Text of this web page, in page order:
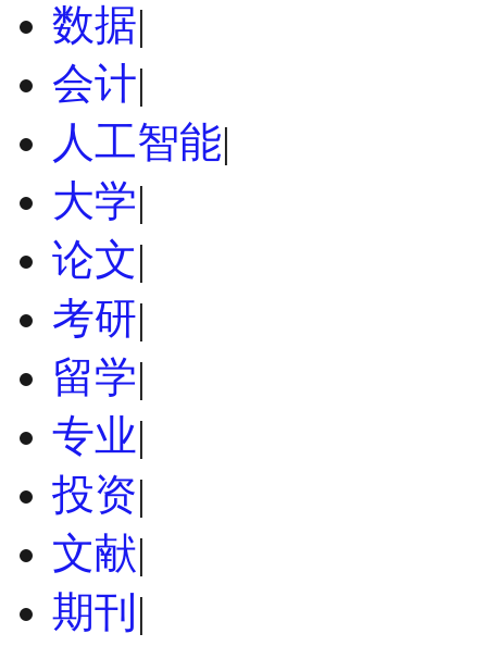
数据|
会计|
人工智能|
大学|
论文|
考研|
留学|
专业|
投资|
文献|
期刊 |